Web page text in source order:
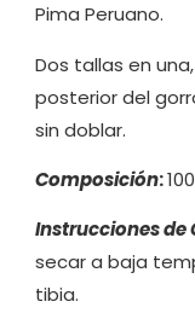
Pima Peruano.
Dos tallas en
posterior del
sin doblar.
Composición:
Instrucciones de
secar a baja
tibia.